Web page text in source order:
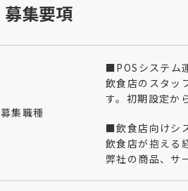
募集要項
募集職種
■POSシステム
飲食店のスタッ
す。初期設定か
■飲食店向けシ
飲食店が抱える
弊社の商品、サ